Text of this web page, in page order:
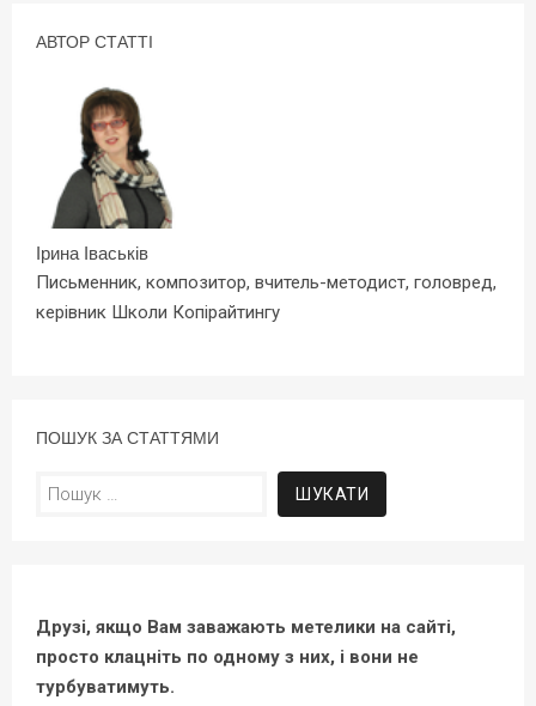
АВТОР СТАТТІ
Ірина Іваськів
Письменник, композитор, вчитель-методист, головред,
керівник Школи Копірайтингу
ПОШУК ЗА СТАТТЯМИ
Пошук:
Друзі, якщо Вам заважають метелики на сайті,
просто клацніть по одному з них, і вони не
турбуватимуть.